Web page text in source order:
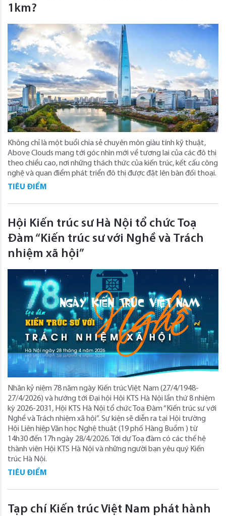
1km?
Không chỉ là một buổi chia sẻ chuyên môn giàu tính kỹ thuật,
Above Clouds mang tới góc nhìn mới về tương lai của các đô thị
theo chiều cao, nơi những thách thức của kiến trúc, kết cấu công
nghệ và quan điểm phát triển đô thị được đặt lên bàn đối thoại.
TIÊU ĐIỂM
Hội Kiến trúc sư Hà Nội tổ chức Toạ
Đàm “Kiến trúc sư với Nghề và Trách
nhiệm xã hội”
Nhân kỷ niệm 78 năm ngày Kiến trúc Việt Nam (27/4/1948-
27/4/2026) và hướng tới Đại hội Hội KTS Hà Nội lần thứ 8 nhiệm
kỳ 2026-2031, Hội KTS Hà Nội tổ chức Toạ Đàm “Kiến trúc sư với
Nghề và Trách nhiệm xã hội”. Sự kiện sẽ diễn ra tại Hội trường
Hội Liên hiệp Văn học Nghệ thuật (19 phố Hàng Buồm ) từ
14h30 đến 17h ngày 28/4/2026. Tới dự Toạ đàm có các thế hệ
thành viên Hội KTS Hà Nội và những người bạn yêu quý Kiến
trúc Hà Nội.
TIÊU ĐIỂM
Tạp chí Kiến trúc Việt Nam phát hành